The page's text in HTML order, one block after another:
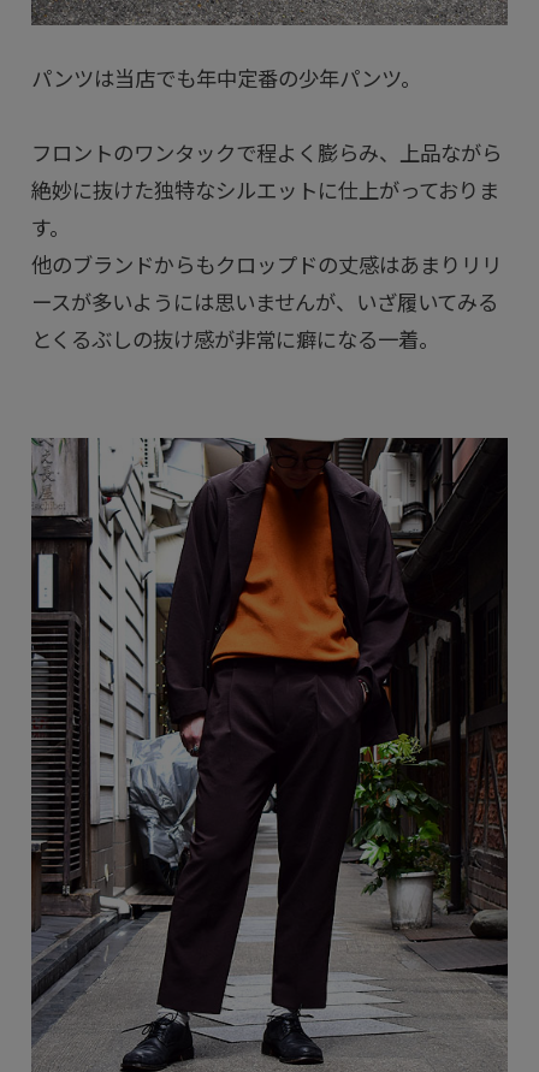
パンツは当店でも年中定番の少年パンツ。
フロントのワンタックで程よく膨らみ、上品ながら
絶妙に抜けた独特なシルエットに仕上がっておりま
す。
他のブランドからもクロップドの丈感はあまりリリ
ースが多いようには思いませんが、いざ履いてみる
とくるぶしの抜け感が非常に癖になる一着。